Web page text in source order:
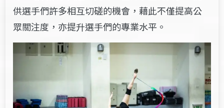
供選手們許多相互切磋的機會，藉此不僅提高公
眾關注度，亦提升選手們的專業水平。